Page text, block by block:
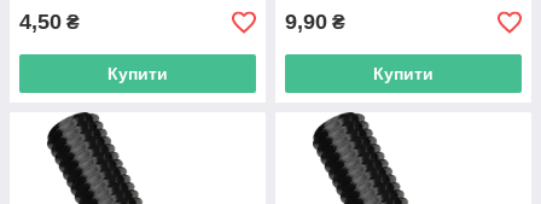
4,50 ₴
Купити
9,90 ₴
Купити